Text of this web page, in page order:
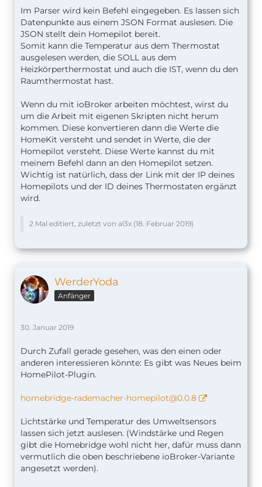
Im Parser wird kein Befehl eingegeben. Es lassen sich
Datenpunkte aus einem JSON Format auslesen. Die
JSON stellt dein Homepilot bereit.
Somit kann die Temperatur aus dem Thermostat
ausgelesen werden, die SOLL aus dem
Heizkörperthermostat und auch die IST, wenn du den
Raumthermostat hast.
Wenn du mit ioBroker arbeiten möchtest, wirst du
um die Arbeit mit eigenen Skripten nicht herum
kommen. Diese konvertieren dann die Werte die
HomeKit versteht und sendet in Werte, die der
Homepilot versteht. Diese Werte kannst du mit
meinem Befehl dann an den Homepilot setzen.
Wichtig ist natürlich, dass der Link mit der IP deines
Homepilots und der ID deines Thermostaten ergänzt
wird.
2 Mal editiert, zuletzt von al3x (18. Februar 2019)
WerderYoda
Anfänger
30. Januar 2019
Durch Zufall gerade gesehen, was den einen oder
anderen interessieren könnte: Es gibt was Neues beim
HomePilot-Plugin.
homebridge-rademacher-homepilot@0.0.8
Lichtstärke und Temperatur des Umweltsensors
lassen sich jetzt auslesen. (Windstärke und Regen
gibt die Homebridge wohl nicht her, dafür muss dann
vermutlich die oben beschriebene ioBroker-Variante
angesetzt werden).